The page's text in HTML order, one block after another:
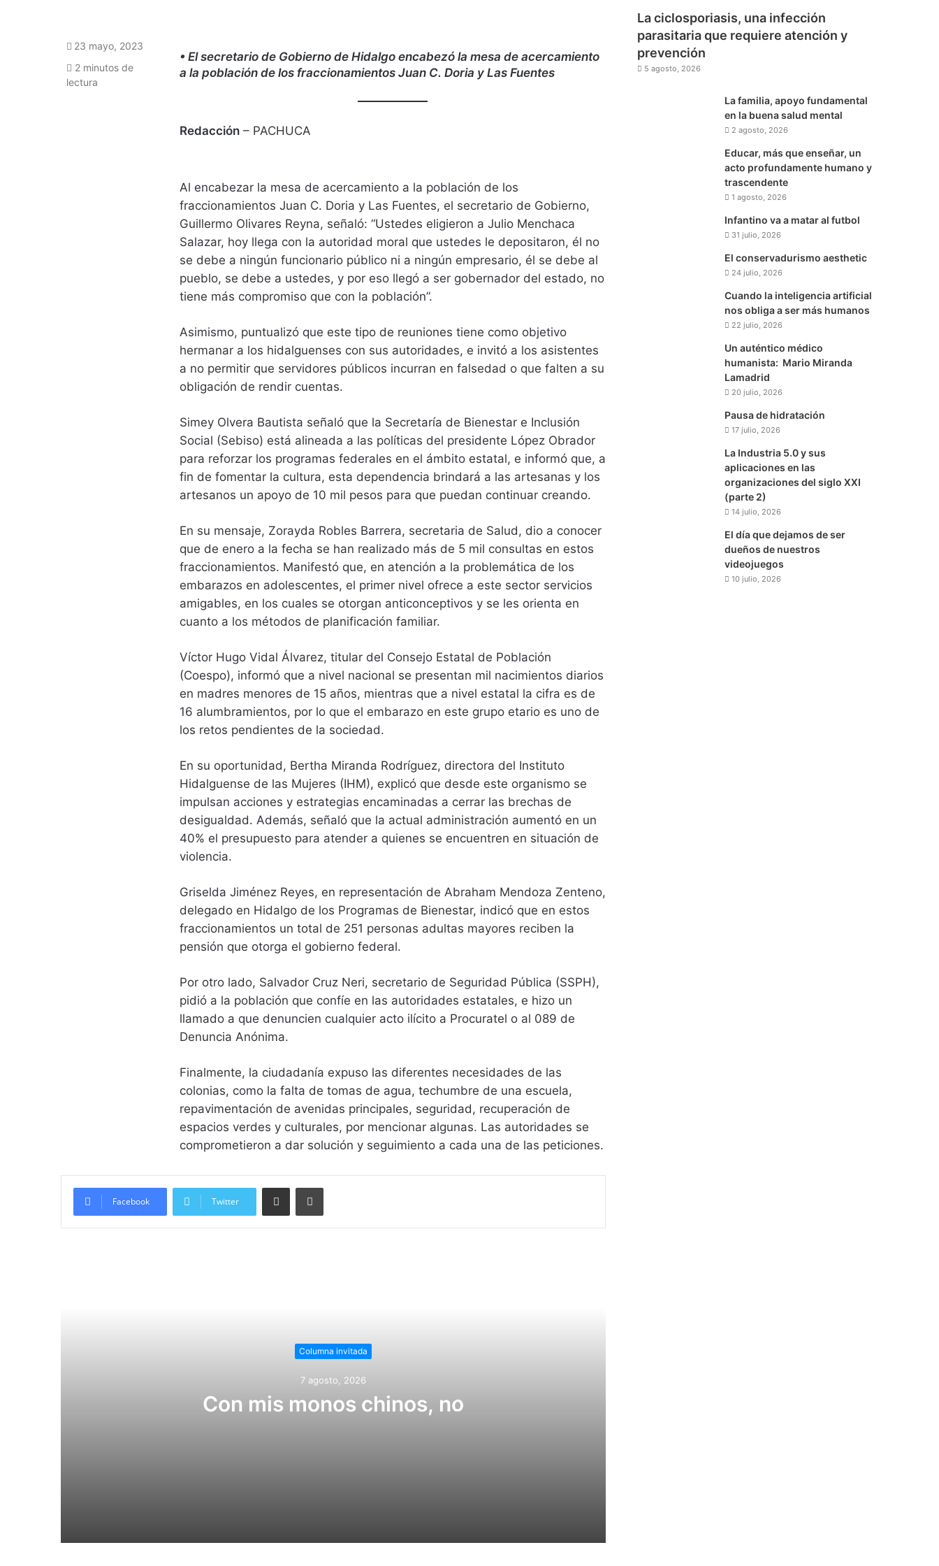
• El secretario de Gobierno de Hidalgo encabezó la mesa de acercamiento
a la población de los fraccionamientos Juan C. Doria y Las Fuentes
Redacción – PACHUCA
Al encabezar la mesa de acercamiento a la población de los
fraccionamientos Juan C. Doria y Las Fuentes, el secretario de Gobierno,
Guillermo Olivares Reyna, señaló: “Ustedes eligieron a Julio Menchaca
Salazar, hoy llega con la autoridad moral que ustedes le depositaron, él no
se debe a ningún funcionario público ni a ningún empresario, él se debe al
pueblo, se debe a ustedes, y por eso llegó a ser gobernador del estado, no
tiene más compromiso que con la población”.
Asimismo, puntualizó que este tipo de reuniones tiene como objetivo
hermanar a los hidalguenses con sus autoridades, e invitó a los asistentes
a no permitir que servidores públicos incurran en falsedad o que falten a su
obligación de rendir cuentas.
Simey Olvera Bautista señaló que la Secretaría de Bienestar e Inclusión
Social (Sebiso) está alineada a las políticas del presidente López Obrador
para reforzar los programas federales en el ámbito estatal, e informó que, a
fin de fomentar la cultura, esta dependencia brindará a las artesanas y los
artesanos un apoyo de 10 mil pesos para que puedan continuar creando.
En su mensaje, Zorayda Robles Barrera, secretaria de Salud, dio a conocer
que de enero a la fecha se han realizado más de 5 mil consultas en estos
fraccionamientos. Manifestó que, en atención a la problemática de los
embarazos en adolescentes, el primer nivel ofrece a este sector servicios
amigables, en los cuales se otorgan anticonceptivos y se les orienta en
cuanto a los métodos de planificación familiar.
Víctor Hugo Vidal Álvarez, titular del Consejo Estatal de Población
(Coespo), informó que a nivel nacional se presentan mil nacimientos diarios
en madres menores de 15 años, mientras que a nivel estatal la cifra es de
16 alumbramientos, por lo que el embarazo en este grupo etario es uno de
los retos pendientes de la sociedad.
En su oportunidad, Bertha Miranda Rodríguez, directora del Instituto
Hidalguense de las Mujeres (IHM), explicó que desde este organismo se
impulsan acciones y estrategias encaminadas a cerrar las brechas de
desigualdad. Además, señaló que la actual administración aumentó en un
40% el presupuesto para atender a quienes se encuentren en situación de
violencia.
Griselda Jiménez Reyes, en representación de Abraham Mendoza Zenteno,
delegado en Hidalgo de los Programas de Bienestar, indicó que en estos
fraccionamientos un total de 251 personas adultas mayores reciben la
pensión que otorga el gobierno federal.
Por otro lado, Salvador Cruz Neri, secretario de Seguridad Pública (SSPH),
pidió a la población que confíe en las autoridades estatales, e hizo un
llamado a que denuncien cualquier acto ilícito a Procuratel o al 089 de
Denuncia Anónima.
Finalmente, la ciudadanía expuso las diferentes necesidades de las
colonias, como la falta de tomas de agua, techumbre de una escuela,
repavimentación de avenidas principales, seguridad, recuperación de
espacios verdes y culturales, por mencionar algunas. Las autoridades se
comprometieron a dar solución y seguimiento a cada una de las peticiones.
23 mayo, 2023
2 minutos de
lectura
Facebook Twitter
Compartir vía email Imprimir
Columna invitada
7 agosto, 2026
Con mis monos chinos, no
La ciclosporiasis, una infección
parasitaria que requiere atención y
prevención
5 agosto, 2026
La familia, apoyo fundamental
en la buena salud mental
2 agosto, 2026
Educar, más que enseñar, un
acto profundamente humano y
trascendente
1 agosto, 2026
Infantino va a matar al futbol
31 julio, 2026
El conservadurismo aesthetic
24 julio, 2026
Cuando la inteligencia artificial
nos obliga a ser más humanos
22 julio, 2026
Un auténtico médico
humanista: Mario Miranda
Lamadrid
20 julio, 2026
Pausa de hidratación
17 julio, 2026
La Industria 5.0 y sus
aplicaciones en las
organizaciones del siglo XXI
(parte 2)
14 julio, 2026
El día que dejamos de ser
dueños de nuestros
videojuegos
10 julio, 2026